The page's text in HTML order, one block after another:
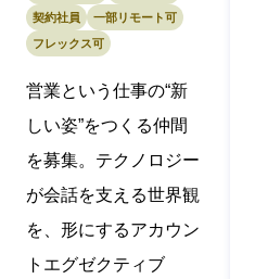
契約社員
一部リモート可
フレックス可
営業という仕事の“新
しい姿”をつくる仲間
を募集。テクノロジー
が会話を支える世界観
を、形にするアカウン
トエグゼクティブ